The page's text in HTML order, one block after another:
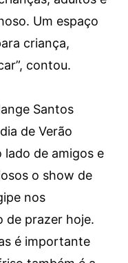
Um espaço
criança,
contou.
Santos
de Verão
lado de amigos e
o show de
nos
de prazer hoje.
é importante